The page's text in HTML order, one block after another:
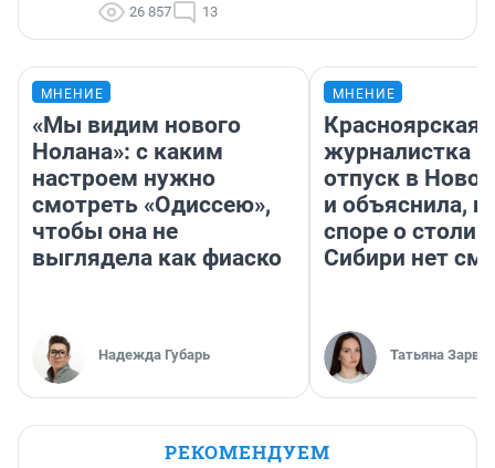
26 857 13
МНЕНИЕ
«Мы видим нового
Нолана»: с каким
настроем нужно
смотреть «Одиссею»,
чтобы она не
выглядела как фиаско
Надежда Губарь
МНЕНИЕ
Красноярская
журналистка
отпуск в
и объяснила,
споре о
Сибири нет
Татьяна Зарва
РЕКОМЕНДУЕМ